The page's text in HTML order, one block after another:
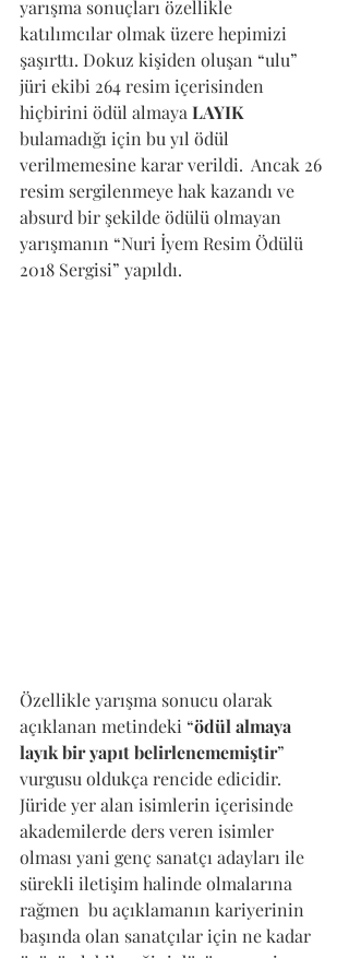
yarışma sonuçları özellikle
katılımcılar olmak üzere hepimizi
şaşırttı. Dokuz kişiden oluşan “ulu”
jüri ekibi 264 resim içerisinden
hiçbirini ödül almaya LAYIK
bulamadığı için bu yıl ödül
verilmemesine karar verildi.  Ancak 26
resim sergilenmeye hak kazandı ve
absurd bir şekilde ödülü olmayan
yarışmanın “Nuri İyem Resim Ödülü
2018 Sergisi” yapıldı.
Özellikle yarışma sonucu olarak
açıklanan metindeki “ödül almaya
layık bir yapıt belirlenememiştir”
vurgusu oldukça rencide edicidir.
Jüride yer alan isimlerin içerisinde
akademilerde ders veren isimler
olması yani genç sanatçı adayları ile
sürekli iletişim halinde olmalarına
rağmen  bu açıklamanın kariyerinin
başında olan sanatçılar için ne kadar